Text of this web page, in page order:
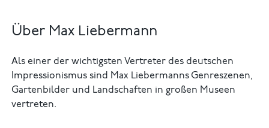
Über Max Liebermann
Als einer der wichtigsten Vertreter des deutschen
Impressionismus sind Max Liebermanns Genreszenen,
Gartenbilder und Landschaften in großen Museen
vertreten.